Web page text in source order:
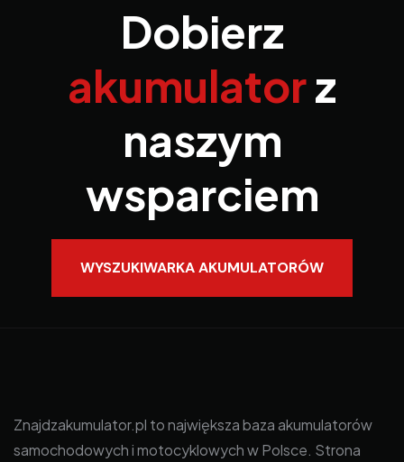
Dobierz
akumulatorz
naszym
wsparciem
WYSZUKIWARKA AKUMULATORÓW
Znajdzakumulator.pl to największa baza akumulatorów
samochodowych i motocyklowych w Polsce. Strona